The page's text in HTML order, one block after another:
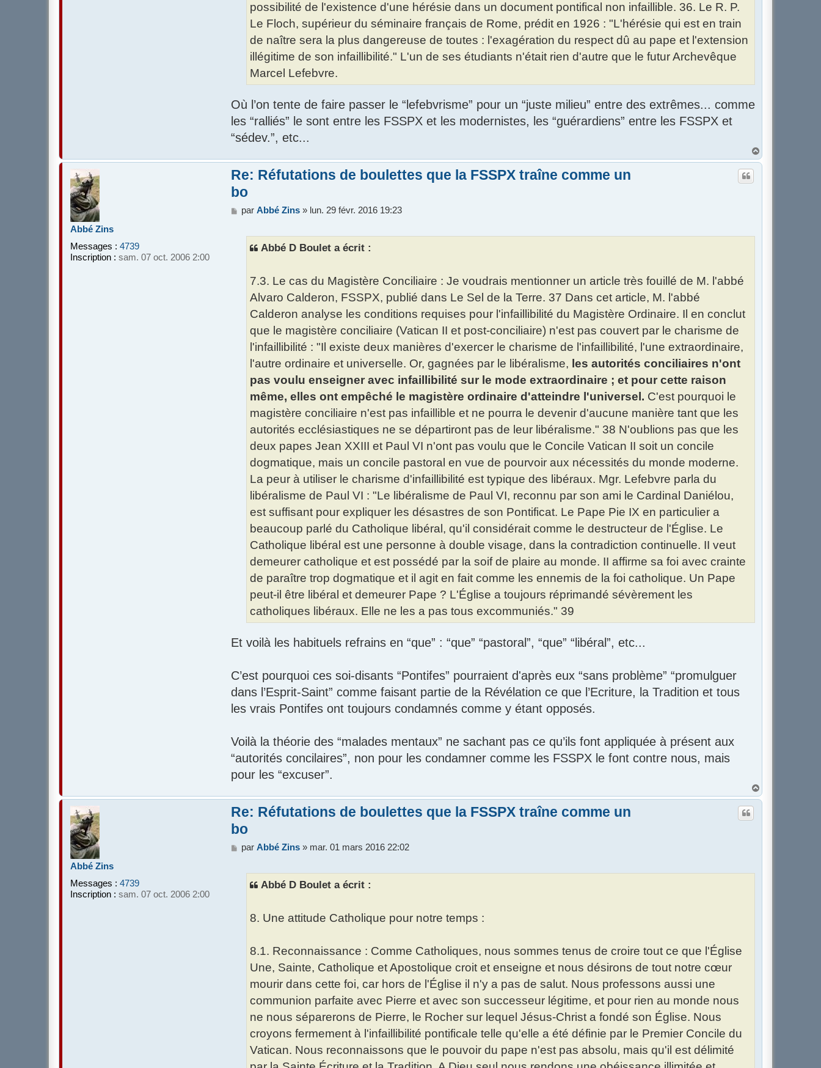
possibilité de l'existence d'une hérésie dans un document pontifical non infaillible. 36. Le R. P.
Le Floch, supérieur du séminaire français de Rome, prédit en 1926 : "L'hérésie qui est en train
de naître sera la plus dangereuse de toutes : l'exagération du respect dû au pape et l'extension
illégitime de son infaillibilité." L'un de ses étudiants n'était rien d'autre que le futur Archevêque
Marcel Lefebvre.
Où l’on tente de faire passer le “lefebvrisme” pour un “juste milieu” entre des extrêmes... comme
les “ralliés” le sont entre les FSSPX et les modernistes, les “guérardiens” entre les FSSPX et
“sédev.”, etc...
a
u
Abbé Zins
Messages : 4739
Inscription : sam. 07 oct. 2006 2:00
Re: Réfutations de boulettes que la FSSPX traîne comme un
bo
M
parAbbé Zins » lun. 29 févr. 2016 19:23
Abbé D Boulet a écrit :
7.3. Le cas du Magistère Conciliaire : Je voudrais mentionner un article très fouillé de M. l'abbé
Alvaro Calderon, FSSPX, publié dans Le Sel de la Terre. 37 Dans cet article, M. l'abbé
Calderon analyse les conditions requises pour l'infaillibilité du Magistère Ordinaire. Il en conclut
que le magistère conciliaire (Vatican II et post-conciliaire) n'est pas couvert par le charisme de
l'infaillibilité : "Il existe deux manières d'exercer le charisme de l'infaillibilité, l'une extraordinaire,
l'autre ordinaire et universelle. Or, gagnées par le libéralisme, les autorités conciliaires n'ont
pas voulu enseigner avec infaillibilité sur le mode extraordinaire ; et pour cette raison
même, elles ont empêché le magistère ordinaire d'atteindre l'universel. C'est pourquoi le
magistère conciliaire n'est pas infaillible et ne pourra le devenir d'aucune manière tant que les
autorités ecclésiastiques ne se départiront pas de leur libéralisme." 38 N'oublions pas que les
deux papes Jean XXIII et Paul VI n'ont pas voulu que le Concile Vatican II soit un concile
dogmatique, mais un concile pastoral en vue de pourvoir aux nécessités du monde moderne.
La peur à utiliser le charisme d'infaillibilité est typique des libéraux. Mgr. Lefebvre parla du
libéralisme de Paul VI : "Le libéralisme de Paul VI, reconnu par son ami le Cardinal Daniélou,
est suffisant pour expliquer les désastres de son Pontificat. Le Pape Pie IX en particulier a
beaucoup parlé du Catholique libéral, qu'il considérait comme le destructeur de l'Église. Le
Catholique libéral est une personne à double visage, dans la contradiction continuelle. II veut
demeurer catholique et est possédé par la soif de plaire au monde. II affirme sa foi avec crainte
de paraître trop dogmatique et il agit en fait comme les ennemis de la foi catholique. Un Pape
peut-il être libéral et demeurer Pape ? L'Église a toujours réprimandé sévèrement les
catholiques libéraux. Elle ne les a pas tous excommuniés." 39
Et voilà les habituels refrains en “que” : “que” “pastoral”, “que” “libéral”, etc...
C’est pourquoi ces soi-disants “Pontifes” pourraient d'après eux “sans problème” “promulguer
dans l’Esprit-Saint” comme faisant partie de la Révélation ce que l’Ecriture, la Tradition et tous
les vrais Pontifes ont toujours condamnés comme y étant opposés.
Voilà la théorie des “malades mentaux” ne sachant pas ce qu’ils font appliquée à présent aux
“autorités concilaires”, non pour les condamner comme les FSSPX le font contre nous, mais
pour les “excuser”.
a
u
Abbé Zins
Messages : 4739
Inscription : sam. 07 oct. 2006 2:00
Re: Réfutations de boulettes que la FSSPX traîne comme un
bo
M
parAbbé Zins » mar. 01 mars 2016 22:02
Abbé D Boulet a écrit :
8. Une attitude Catholique pour notre temps :
8.1. Reconnaissance : Comme Catholiques, nous sommes tenus de croire tout ce que l'Église
Une, Sainte, Catholique et Apostolique croit et enseigne et nous désirons de tout notre cœur
mourir dans cette foi, car hors de l'Église il n'y a pas de salut. Nous professons aussi une
communion parfaite avec Pierre et avec son successeur légitime, et pour rien au monde nous
ne nous séparerons de Pierre, le Rocher sur lequel Jésus-Christ a fondé son Église. Nous
croyons fermement à l'infaillibilité pontificale telle qu'elle a été définie par le Premier Concile du
Vatican. Nous reconnaissons que le pouvoir du pape n'est pas absolu, mais qu'il est délimité